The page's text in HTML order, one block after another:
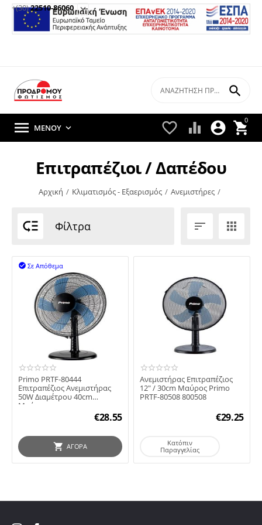
+(30)22510-86060 
0


 

 ΜΕΝΟΎ 
Επιτραπέζιοι / Δαπέδου
Αρχική / Κλιματισμός - Εξαερισμός / Ανεμιστήρες /
 Φίλτρα  
Σε Απόθεμα

Primo PRTF-80444
Επιτραπέζιος Ανεμιστήρας
50W Διαμέτρου 40cm
Μαύρος
€28.55
ΑΓΟΡΆ
Ανεμιστήρας Επιτραπέζιος
12" / 30cm Μαύρος Primo
PRTF-80508 800508
€29.25
Κατόπιν
Παραγγελίας